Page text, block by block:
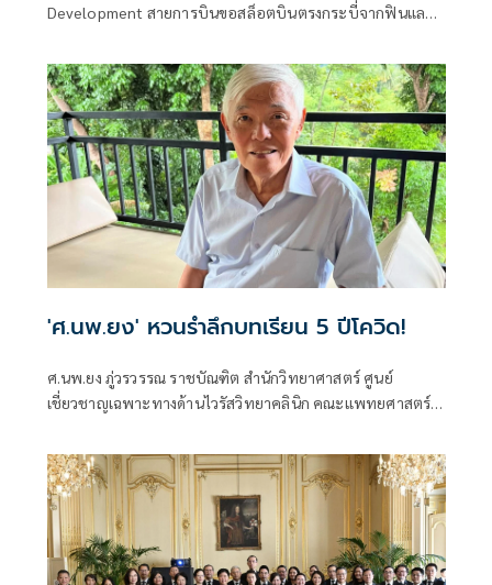
Development สายการบินขอสล็อตบินตรงกระบี่จากฟินแลนด์
สูงจากยุโรปเหนือ กระตุ้นเศรษฐกิจและการท่องเที่ยวภาคใต้
'ศ.นพ.ยง' หวนรำลึกบทเรียน 5 ปีโควิด!
ศ.นพ.ยง ภู่วรวรรณ ราชบัณฑิต สำนักวิทยาศาสตร์ ศูนย์
เชี่ยวชาญเฉพาะทางด้านไวรัสวิทยาคลินิก คณะแพทยศาสตร์